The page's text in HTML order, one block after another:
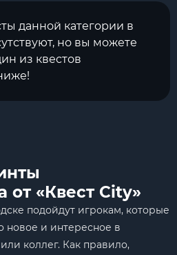
данной категории в
но вы можете
из квестов
от «Квест City»
подойдут игрокам, которые
новое и интересное в
коллег. Как правило,